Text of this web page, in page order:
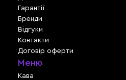
Гарантії
Бренди
Відгуки
Контакти
Договір оферти
Меню
Кава